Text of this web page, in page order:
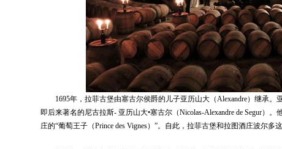
1695年，拉菲古堡由塞古尔侯爵的儿子亚历山大（Alexandre）继承。
即后来著名的尼古拉斯- 亚历山大•塞古尔（Nicolas-Alexandre de Segur）
庄的“葡萄王子（Prince des Vignes）”。自此，拉菲古堡和拉图酒庄波尔